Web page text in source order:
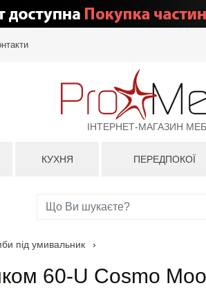
ІНТЕРНЕТ-МАГАЗИН
КУХНЯ ПЕРЕДПОКОЇ
під умивальник ›
60-U Cosmo